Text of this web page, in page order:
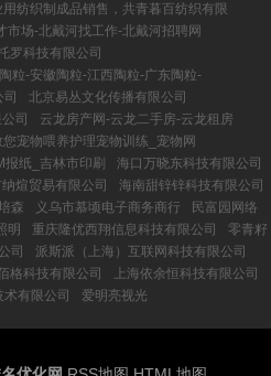
纺织制成品销售，共青暮百纺织有限
市场-北戴河找工作-北戴河招聘网
罗科技有限公司
粒-安徽陶粒-江西陶粒-广东陶粒-
北京易丛文化传播有限公司
司
云龙房产网-云龙二手房-云龙租房
宠物喂养护理宠物训练_宠物网
纸_吉林市印刷
海口万晓东科技有限公司
煊贸易有限公司
海南甜锌锌科技有限公司
森 义乌市慕顷电子商务商行
民富园网络
明 重庆隆优西翔信息科技有限公司
零青籽
司
派斯派（上海）互联网科技有限公司
格科技有限公司
上海依余恒科技有限公司
有限公司
爱明亮视光